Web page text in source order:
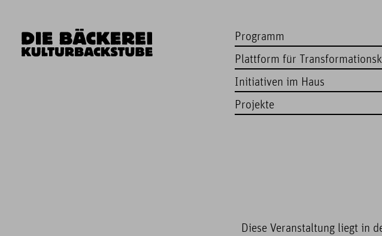
Programm
Plattform für
Initiativen im Haus
Projekte
Diese Veranstaltung liegt in